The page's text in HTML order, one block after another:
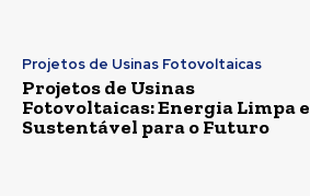
Projetos de Usinas Fotovoltaicas
Projetos de Usinas
Fotovoltaicas: Energia Limpa e
Sustentável para o Futuro